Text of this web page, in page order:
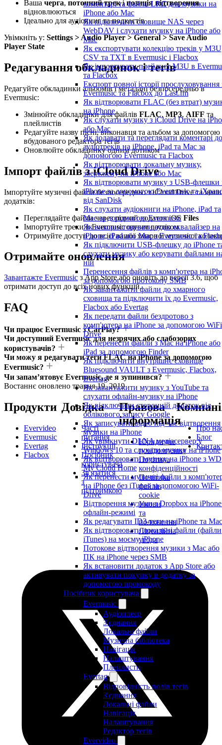
коментарі та файли LRC для музики на
iPhone або Mac
Як підключити сховище NAS через
WebDAV і слухати музику на iPhone або
Mac
Як експортувати колекцію треків у
CSV та TXT в Evermusic і Flacbox
Як імпортувати плейлист M3U в
та Flacbox
Експорт повної історії прослуховування
Evermusic та Flacbox до Last.fm
Як відтворювати FLAC (без втрат)
на iPhone
Як слухати музику з iCloud Drive на
або Mac
Як додавати та переглядати коментарі до
аудіотреків на iPhone, iPad та Mac за
допомогою Evermusic та Flacbox
Як відтворювати локальну музику,
збережену на iPhone або Mac
Як відтворювати музику з USB-флешки
iPhone за допомогою Evermusic та
від SanDisk
Як слухати аудіокниги на iPhone, iPad та
Mac за допомогою Evermusic
Як використовувати аудіо еквалайзер на
iPhone, iPad або Mac з Evermusic та
Як підключити USB-флешку до iPhone
слухати музику або керувати файлами
ній
Перенесення файлів з комп'ютера на
за допомогою протоколу SMB
Як завантажити файли до хмарного
сховища та підключити їх до Evermusic,
Flacbox або Evertag
Як передати файли бездротово з
комп'ютера на iPhone за допомогою
Drive
Як перенести файли з Mac на iPhone або
iPad за допомогою Finder
Як підключити внутрішнє сховище
Bluesound VAULT з Evermusic, Flacbox,
Evertag
Як завантажити музику з YouTube та
слухати офлайн-музику на iPhone
Як відключити сторонній додаток від
облікового запису Google
Як записувати відео під час відтворення
музики на iPhone
Як увімкнути DLNA медіасервер у
Windows 10 та слухати музику на iPhone
Як відтворювати музику на iPhone з WD
My Cloud Home
Як перенести музичні файли з
на iPhone без iTunes за допомогою WiFi-
Drive
Відтворення музики з Dropbox на
офлайн-режимі
Як редагувати ID3-теги на iPhone та Mac
Як відтворювати локальні файли (файли
iTunes) на моєму iPhone
Потокове відтворення музики з Mac або
ПК на iPhone через SMB
Як встановити додаток з App Store або
активувати покупку в додатку за
допомогою промокоду
Посібник користувача
Evermusic
Аудіоплеєр
З'єднання
Локальні файли
Музична бібліотека
Навігація
Налаштування
Плейлисти
Evertag
Відповідність полів тегів
З'єднання
Локальні файли
Навігація
Налаштування
Редактор тегів
Evervideo
Ваша черга, поточний трекіпозиція відтворення
відновлюються
Ідеально для аудіокниг та подкастів
Увімкніть у: Settings > Audio Player > General > Save Audio
Player State
Редагування обкладинок і тегів
Редагуйте обкладинки альбомів і метадані безпосередньо в
Evermusic:
Змінюйте обкладинки для файлів FLAC, MP3, AIFF та
плейлистів
Редагуйте назву пісні, виконавця та альбом за допомогою
вбудованого редактора тегів
Оновлюйте обкладинку одним дотиком
Імпорт файлів з iCloud Drive
Імпортуйте музичні файли безпосередньо з iCloud Drive та
додатків:
Переглядайте файли через рідний додаток iOS Files
Імпортуйте треки в Evermusic одним дотиком
Отримуйте доступ до всієї вашої хмарної музичної
Отримайте оновлення
Завантажте Evermusic з App Store або оновіть до версії 3.6, щоб
отримати доступ до всіх нових функцій.
FAQ
Чи працює Evermusic з CarPlay?
Чи доступний Evermusic для незрячих або слабозорих
користувачів?
Чи можу я редагувати теги FLAC на iPhone за допомогою
Evermusic?
Чи запам’ятовує Evermusic, де я зупинився?
Востаннє оновлено травня 19, 2019
Продукти
Evervideo
Evermusic
Evertag
Flacbox
Довідка
Часті
питання
Інструкції
Посібник
користувача
Зв'язатися
з
підтримкою
Правова
інформація
Юридичне
повідомлення
Політика
конфіденційності
Політика
файлів
cookie
Умови
та
положення
Ліцензійна
угода
Про
Блог